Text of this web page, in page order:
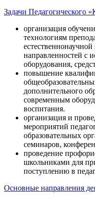
Задачи Педагогического
организация
технологиям
направленностей с
оборудования,
повышение
дополнительного
современным
воспитания.
организация и
мероприятий
образовательных
семинаров,
проведение
школьниками для
поступлению в
Основные направления